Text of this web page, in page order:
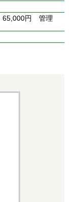
65,000円 管理